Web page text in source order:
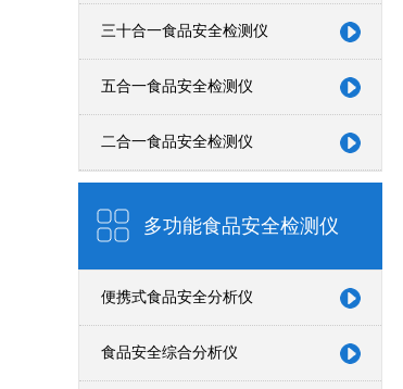
三十合一食品安全检测仪
五合一食品安全检测仪
二合一食品安全检测仪
多功能食品安全检测仪
便携式食品安全分析仪
食品安全综合分析仪